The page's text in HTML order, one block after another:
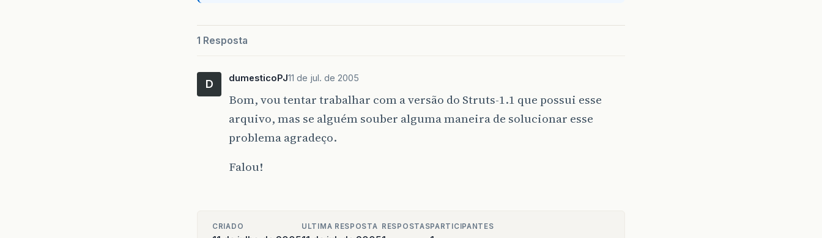
1 Resposta
D dumesticoPJ11 de jul. de 2005
Bom, vou tentar trabalhar com a versão do Struts-1.1 que possui esse
arquivo, mas se alguém souber alguma maneira de solucionar esse
problema agradeço.
Falou!
CRIADO ULTIMA RESPOSTA RESPOSTASPARTICIPANTES